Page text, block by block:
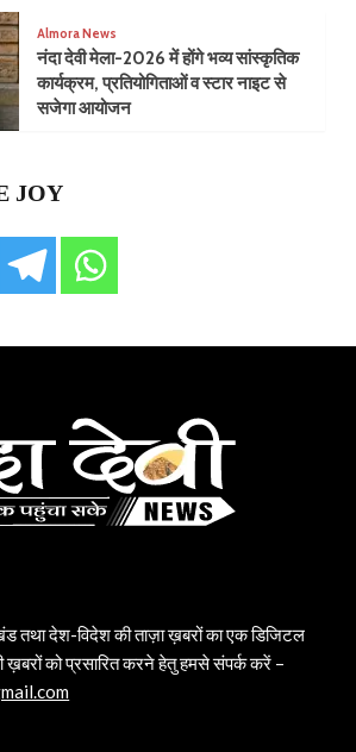
Almora News
नंदा देवी मेला-2026 में होंगे भव्य सांस्कृतिक
कार्यक्रम, प्रतियोगिताओं व स्टार नाइट से
सजेगा आयोजन
JOY
तथा देश-विदेश की ताज़ा ख़बरों का एक डिजिटल
ख़बरों को प्रसारित करने हेतु हमसे संपर्क करें –